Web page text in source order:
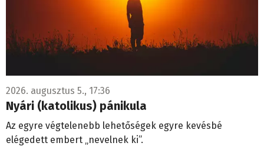
2026. augusztus 5., 17:36
Nyári (katolikus) pánikula
Az egyre végtelenebb lehetőségek egyre kevésbé
elégedett embert „nevelnek ki”.